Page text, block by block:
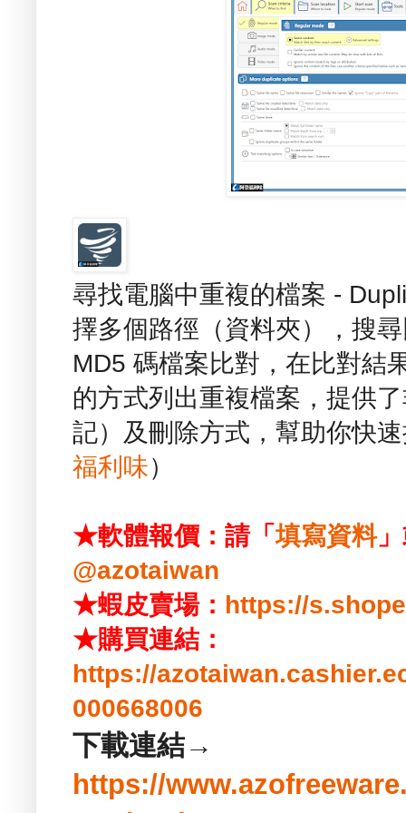
尋找電腦中重複的檔案 -
擇多個路徑（資料夾），搜
MD5 碼檔案比對，在比對結
的方式列出重複檔案，提供
記）及刪除方式，幫助你快
福利味）
★軟體報價：請「填寫資料
@azotaiwan
★蝦皮賣場： https://
★購買連結：
https://
000668006
下載連結→
https://